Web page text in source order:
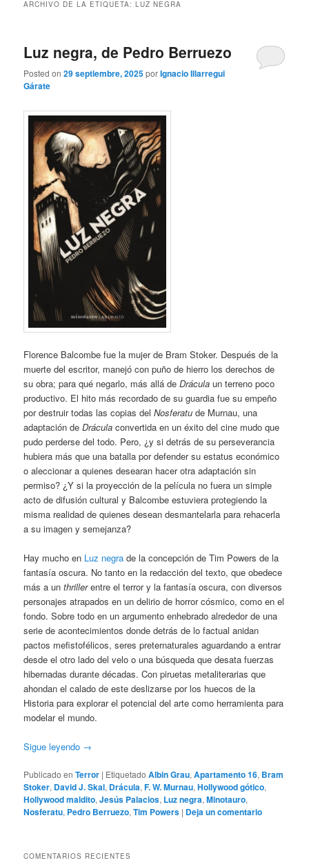
ARCHIVO DE LA ETIQUETA:LUZ NEGRA
Luz negra, de Pedro Berruezo
Posted on29 septiembre, 2025porIgnacio Illarregui
Gárate
Florence Balcombe fue la mujer de Bram Stoker. Después de la
muerte del escritor, manejó con puño de hierro los derechos de
su obra; para qué negarlo, más allá deDrácula un terreno poco
productivo. El hito más recordado de su guardia fue su empeño
por destruir todas las copias delNosferatu de Murnau, una
adaptación deDrácula convertida en un éxito del cine mudo que
pudo perderse del todo. Pero, ¿y si detrás de su perseverancia
hubiera más que una batalla por defender su estatus económico
o aleccionar a quienes desearan hacer otra adaptación sin
permiso? ¿Y si la proyección de la película no fuera un simple
acto de difusión cultural y Balcombe estuviera protegiendo la
misma realidad de quienes desean desmantelarla para rehacerla
a su imagen y semejanza?
Hay mucho en Luz negra de la concepción de Tim Powers de la
fantasía oscura. No tanto en la redacción del texto, que obedece
más a unthrillerentre el terror y la fantasía oscura, con diversos
personajes atrapados en un delirio de horror cósmico, como en el
fondo. Sobre todo en un argumento enhebrado alrededor de una
serie de acontecimientos donde detrás de lo factual anidan
pactos mefistofélicos, seres preternaturales aguardando a entrar
desde el otro lado del velo o una búsqueda que desata fuerzas
hibernadas durante décadas. Con piruetas metaliterarias que
ahondan el calado de este deslizarse por los huecos de la
Historia para explorar el potencial del arte como herramienta para
modelar el mundo.
Sigue leyendo →
Publicado en Terror | Etiquetado Albin Grau,Apartamento 16, Bram
Stoker, David J. Skal, Drácula,F. W. Murnau,Hollywood gótico,
Hollywood maldito,Jesús Palacios, Luz negra,Minotauro,
Nosferatu, Pedro Berruezo,Tim Powers | Deja un comentario
COMENTARIOS RECIENTES